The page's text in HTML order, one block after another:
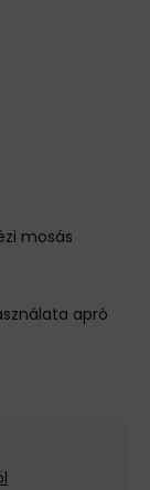
mosás
apró